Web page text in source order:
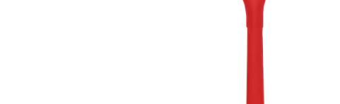
Weber Elektrogrill
Weber Zubehör
BBQ Kitchen -
Grillmontage &